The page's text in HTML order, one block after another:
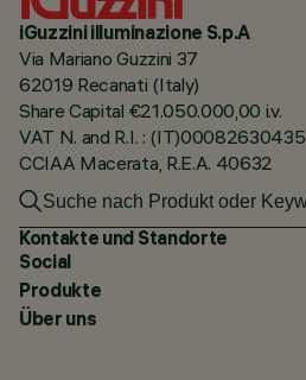
iGuzzini illuminazione S.p.A
Via Mariano Guzzini 37
62019 Recanati (Italy)
Share Capital €21.050.000,00 i.v.
VAT N. and R.I. : (IT)00082630435
CCIAA Macerata, R.E.A. 40632
Kontakte und Standorte
Social
Produkte
Über uns